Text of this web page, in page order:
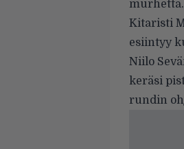
murhetta.
Kitaristi
esiintyy
Niilo
keräsi
rundin